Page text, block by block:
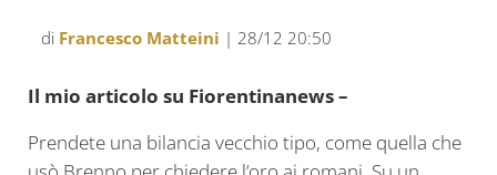
di Francesco Matteini | 28/12 20:50
Il mio articolo su Fiorentinanews –
Prendete una bilancia vecchio tipo, come quella che